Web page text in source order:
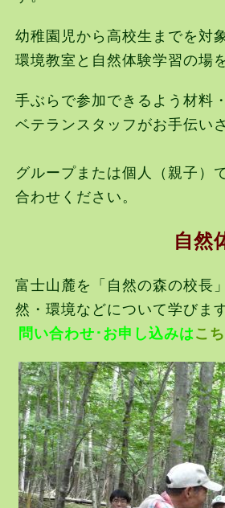
幼稚園児から高校生までを対
環境教室と自然体験学習の場
手ぶらで参加できるよう材料
ベテランスタッフがお手伝い
グループまたは個人（親子）
合わせください。
自然
富士山麓を「自然の森の校長
然・環境などについて学びます
問い合わせ･お申し込みはこ